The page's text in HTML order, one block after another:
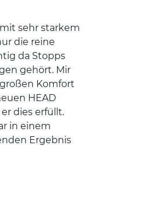
sehr starkem
die reine
da Stopps
gehört. Mir
Komfort
HEAD
dies erfüllt.
in einem
Ergebnis